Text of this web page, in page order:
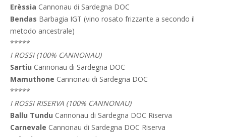
Erèssia Cannonau di Sardegna DOC
Bendas Barbagia IGT (vino rosato frizzante a secondo il
metodo ancestrale)
*****
I ROSSI (100% CANNONAU)
Sartiu Cannonau di Sardegna DOC
Mamuthone Cannonau di Sardegna DOC
*****
I ROSSI RISERVA (100% CANNONAU)
Ballu Tundu Cannonau di Sardegna DOC Riserva
Carnevale Cannonau di Sardegna DOC Riserva